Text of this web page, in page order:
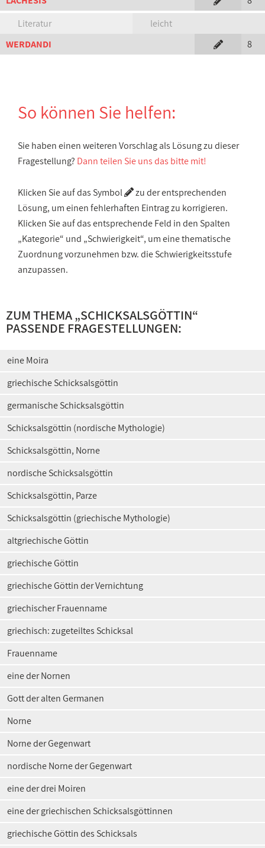
Literatur
leicht
WERDANDI
8
So können Sie helfen:
Sie haben einen weiteren Vorschlag als Lösung zu dieser
Fragestellung? Dann teilen Sie uns das bitte mit!
Klicken Sie auf das Symbol
zu der entsprechenden
Lösung, um einen fehlerhaften Eintrag zu korrigieren.
Klicken Sie auf das entsprechende Feld in den Spalten
„Kategorie“ und „Schwierigkeit“, um eine thematische
Zuordnung vorzunehmen bzw. die Schwierigkeitsstufe
anzupassen.
ZUM THEMA „SCHICKSALSGÖTTIN“
PASSENDE FRAGESTELLUNGEN:
eine Moira
griechische Schicksalsgöttin
germanische Schicksalsgöttin
Schicksalsgöttin (nordische Mythologie)
Schicksalsgöttin, Norne
nordische Schicksalsgöttin
Schicksalsgöttin, Parze
Schicksalsgöttin (griechische Mythologie)
altgriechische Göttin
griechische Göttin
griechische Göttin der Vernichtung
griechischer Frauenname
griechisch: zugeteiltes Schicksal
Frauenname
eine der Nornen
Gott der alten Germanen
Norne
Norne der Gegenwart
nordische Norne der Gegenwart
eine der drei Moiren
eine der griechischen Schicksalsgöttinnen
griechische Göttin des Schicksals